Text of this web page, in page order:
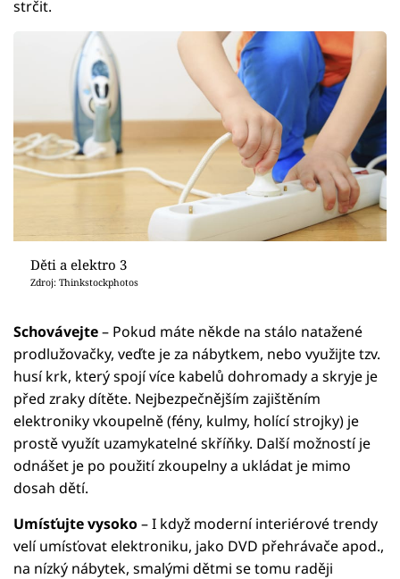
strčit.
Děti a elektro 3
Zdroj: Thinkstockphotos
Schovávejte– Pokud máte někde na stálo natažené
prodlužovačky, veďte je za nábytkem, nebo využijte tzv.
husí krk, který spojí více kabelů dohromady a skryje je
před zraky dítěte. Nejbezpečnějším zajištěním
elektroniky vkoupelně (fény, kulmy, holící strojky) je
prostě využít uzamykatelné skříňky. Další možností je
odnášet je po použití zkoupelny a ukládat je mimo
dosah dětí.
Umísťujte vysoko– I když moderní interiérové trendy
velí umísťovat elektroniku, jako DVD přehrávače apod.,
na nízký nábytek, smalými dětmi se tomu raději